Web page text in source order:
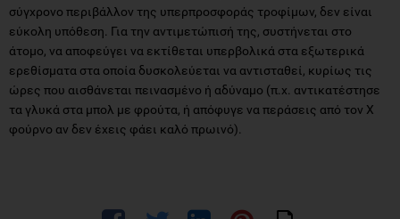
σύγχρονο περιβάλλον της υπερπροσφοράς τροφίμων, δεν είναι
εύκολη υπόθεση. Για την αντιμετώπισή της, συστήνεται στο
άτομο, να αποφεύγει να εκτίθεται υπερβολικά στα εξωτερικά
ερεθίσματα στα οποία δυσκολεύεται να αντισταθεί, κυρίως τις
ώρες που αισθάνεται πεινασμένο ή αδύναμο (π.χ. αντικατέστησε
τα γλυκά στα μπολ με φρούτα, ή απόφυγε να περάσεις από τον Χ
φούρνο αν δεν έχεις φάει καλό πρωινό).